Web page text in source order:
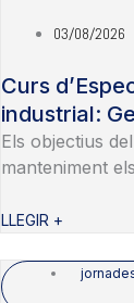
03/08/2026
Curs
industrial:
Els objectius
manteniment
LLEGIR +